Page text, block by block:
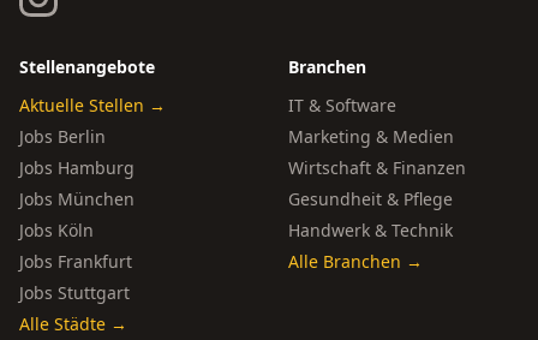
Stellenangebote
Aktuelle Stellen →
Jobs Berlin
Jobs Hamburg
Jobs München
Jobs Köln
Jobs Frankfurt
Jobs Stuttgart
Alle Städte →
Branchen
IT & Software
Marketing & Medien
Wirtschaft & Finanzen
Gesundheit & Pflege
Handwerk & Technik
Alle Branchen →